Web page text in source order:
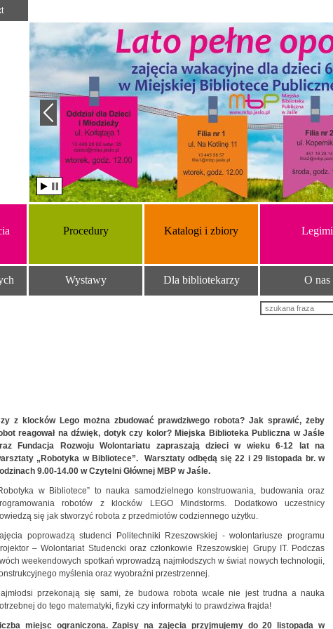
Procedury Katalogi i zbiory Legimi
Wystawy Dla bibliotekarzy O nas
z klocków Lego można zbudować prawdziwego robota? Jak sprawić, żeby
reagował na dźwięk, dotyk czy kolor? Miejska Biblioteka Publiczna w Jaśle
Fundacja Rozwoju Wolontariatu zapraszają dzieci w wieku 6-12 lat na
„Robotyka w Bibliotece”. Warsztaty odbędą się 22 i 29 listopada br. w
9.00-14.00 w Czytelni Głównej MBP w Jaśle.
w Bibliotece” to nauka samodzielnego konstruowania, budowania oraz
robotów z klocków LEGO Mindstorms. Dodatkowo uczestnicy
się jak stworzyć robota z przedmiotów codziennego użytku.
poprowadzą studenci Politechniki Rzeszowskiej - wolontariusze programu
– Wolontariat Studencki oraz członkowie Rzeszowskiej Grupy IT. Podczas
weekendowych spotkań wprowadzą najmłodszych w świat nowych technologii,
myślenia oraz wyobraźni przestrzennej.
przekonają się sami, że budowa robota wcale nie jest trudna a nauka
do tego matematyki, fizyki czy informatyki to prawdziwa frajda!
miejsc ograniczona. Zapisy na zajęcia przyjmujemy do 20 listopada w